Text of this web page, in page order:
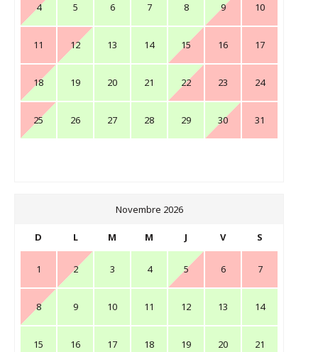
4 5 6 7 8 9 10
11 12 13 14 15 16 17
18 19 20 21 22 23 24
25 26 27 28 29 30 31
Novembre 2026
D L M M J V S
1 2 3 4 5 6 7
8 9 10 11 12 13 14
15 16 17 18 19 20 21